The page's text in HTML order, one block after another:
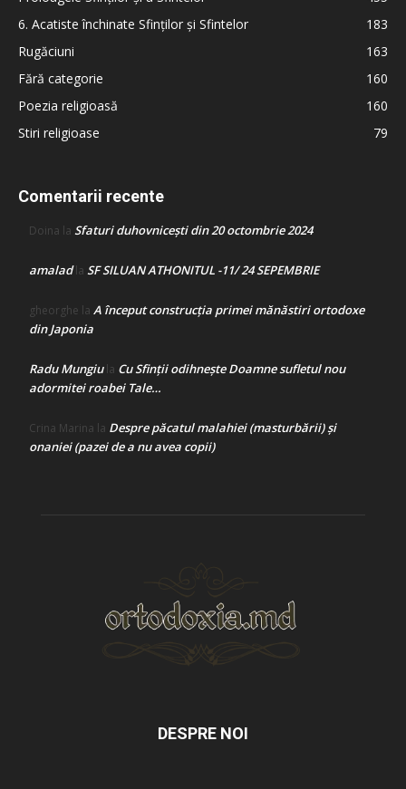
6. Acatiste închinate Sfinților și Sfintelor
183
Rugăciuni
163
Fără categorie
160
Poezia religioasă
160
Stiri religioase
79
Comentarii recente
Doina la Sfaturi duhovnicești din 20 octombrie 2024
amaladla SF SILUAN ATHONITUL -11/ 24 SEPEMBRIE
gheorghe la A început construcţia primei mănăstiri ortodoxe
din Japonia
Radu Mungiula Cu Sfinții odihnește Doamne sufletul nou
adormitei roabei Tale…
Crina Marina la Despre păcatul malahiei (masturbării) şi
onaniei (pazei de a nu avea copii)
DESPRE NOI